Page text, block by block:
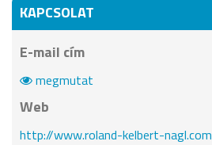
KAPCSOLAT
E-mail cím
megmutat
Web
http://www.roland-kelbert-nagl.com